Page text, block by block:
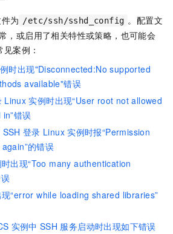
为 /etc/ssh/sshd_config 。配置文
，或启用了相关特性或策略，也可能会
案例：
时出现"Disconnected:No supported
available"错误
Linux 实例时出现“User root not allowed
错误
SSH 登录 Linux 实例时报“Permission
的错误
出现“Too many authentication
现“error while loading shared libraries”
实例中 SSH 服务启动时出现如下错误